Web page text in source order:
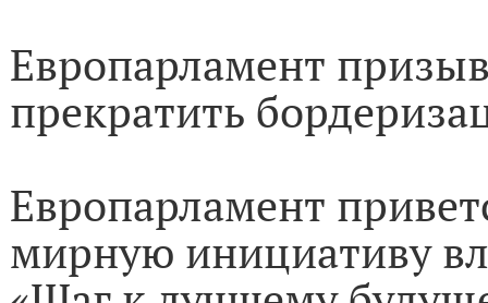
Европарламент
прекратить
Европарламент
мирную инициативу